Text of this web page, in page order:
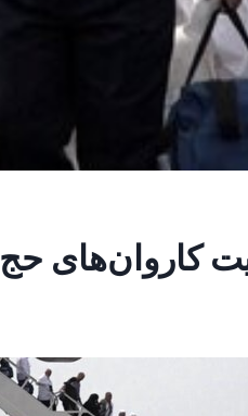
حج ۱۴۰۴